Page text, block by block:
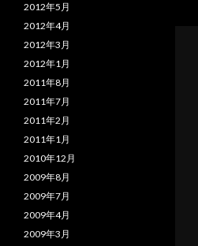
2012年5月
2012年4月
2012年3月
2012年1月
2011年8月
2011年7月
2011年2月
2011年1月
2010年12月
2009年8月
2009年7月
2009年4月
2009年3月